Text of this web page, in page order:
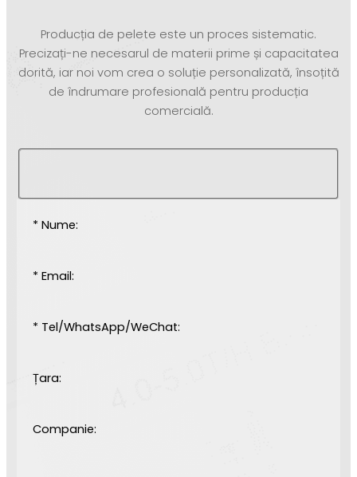
Producția de pelete este un proces sistematic.
Precizați-ne necesarul de materii prime și capacitatea
dorită, iar noi vom crea o soluție personalizată, însoțită
de îndrumare profesională pentru producția
comercială.
* Nume:
* Email:
* Tel/WhatsApp/WeChat:
Țara:
Companie: